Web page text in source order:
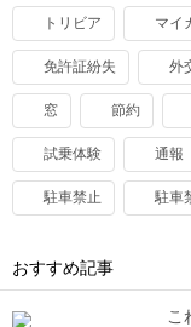
トリビア マイ
免許証紛失 外
窓 節約
試乗体験 通報
駐車禁止 駐車
おすすめ記事
こ